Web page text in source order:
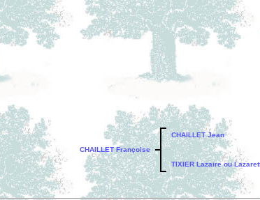
CHAILLET Françoise
CHAILLET Jean
TIXIER Lazaire ou